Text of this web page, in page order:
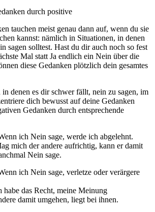
durch positive
tauchen meist genau dann auf, wenn du sie
kannst: nämlich in Situationen, in denen
sagen solltest. Hast du dir auch noch so fest
Mal statt Ja endlich ein Nein über die
diese Gedanken plötzlich dein gesamtes
denen es dir schwer fällt, nein zu sagen, im
dich bewusst auf deine Gedanken
Gedanken durch entsprechende
ich Nein sage, werde ich abgelehnt.
mich der andere aufrichtig, kann er damit
Nein sage.
ich Nein sage, verletze oder verärgere
habe das Recht, meine Meinung
damit umgehen, liegt bei ihnen.